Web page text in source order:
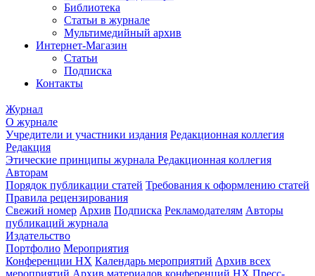
Библиотека
Статьи в журнале
Мультимедийный архив
Интернет-Магазин
Статьи
Подписка
Контакты
Журнал
О журнале
Учредители и участники издания Редакционная коллегия
Редакция
Этические принципы журнала Редакционная коллегия
Авторам
Порядок публикации статей Требования к оформлению статей
Правила рецензирования
Свежий номер Архив Подписка Рекламодателям Авторы
публикаций журнала
Издательство
Портфолио Мероприятия
Конференции НХ Календарь мероприятий Архив всех
мероприятий Архив материалов конференций НХ Пресс-